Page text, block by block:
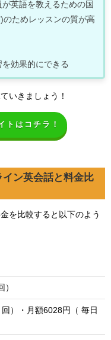
英語を教えるための国
のためレッスンの質が高
を効果的にできる
いきましょう！
はコチラ！
イン英会話と料金比
を比較すると以下のよう
）
回）・月額6028円（ 毎日